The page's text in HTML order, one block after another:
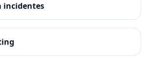
incidentes